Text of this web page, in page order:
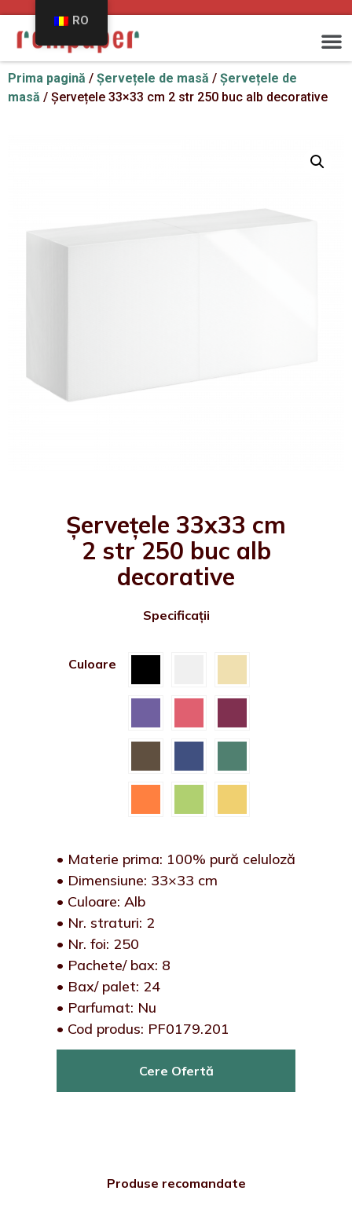
Prima pagină / Șervețele de masă / Șervețele de
masă / Șervețele 33×33 cm 2 str 250 buc alb decorative
Șervețele 33x33 cm
2 str 250 buc alb
decorative
Specificații
Culoare
• Materie prima: 100% pură celuloză
• Dimensiune: 33×33 cm
• Culoare: Alb
• Nr. straturi: 2
• Nr. foi: 250
• Pachete/ bax: 8
• Bax/ palet: 24
• Parfumat: Nu
• Cod produs: PF0179.201
Cere Ofertă
Produse recomandate
RO